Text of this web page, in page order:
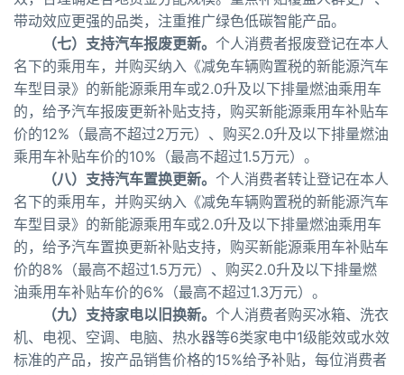
带动效应更强的品类，注重推广绿色低碳智能产品。
（七）支持汽车报废更新。 个人消费者报废登记在本人
名下的乘用车，并购买纳入《减免车辆购置税的新能源汽车
车型目录》的新能源乘用车或2.0升及以下排量燃油乘用车
的，给予汽车报废更新补贴支持，购买新能源乘用车补贴车
价的12%（最高不超过2万元）、购买2.0升及以下排量燃油
乘用车补贴车价的10%（最高不超过1.5万元）。
（八）支持汽车置换更新。 个人消费者转让登记在本人
名下的乘用车，并购买纳入《减免车辆购置税的新能源汽车
车型目录》的新能源乘用车或2.0升及以下排量燃油乘用车
的，给予汽车置换更新补贴支持，购买新能源乘用车补贴车
价的8%（最高不超过1.5万元）、购买2.0升及以下排量燃
油乘用车补贴车价的6%（最高不超过1.3万元）。
（九）支持家电以旧换新。 个人消费者购买冰箱、洗衣
机、电视、空调、电脑、热水器等6类家电中1级能效或水效
标准的产品，按产品销售价格的15%给予补贴，每位消费者